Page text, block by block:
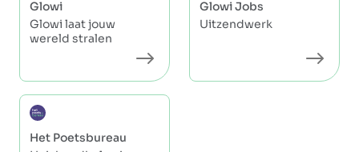
Glowi
Glowi laat jouw
wereld stralen
Glowi Jobs
Uitzendwerk
Het Poetsbureau